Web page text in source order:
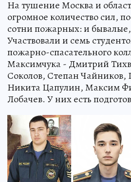
На тушение Москва и
огромное количество сил,
сотни пожарных: и
Участвовали и семь
пожарно-спасательного
Максимчука - Дмитрий
Соколов, Степан Чайников,
Никита Цапулин, Максим
Лобачев. У них есть